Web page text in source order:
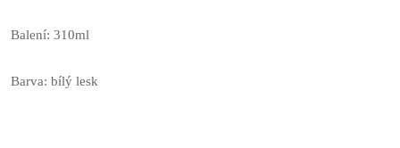
Balení: 310ml
Barva: bílý lesk